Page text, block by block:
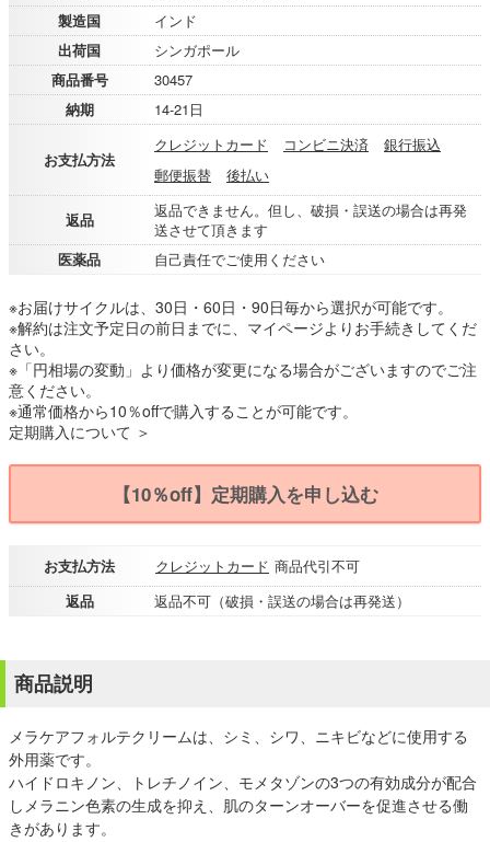
製造国
インド
出荷国
シンガポール
商品番号
30457
納期
14-21日
お支払方法
クレジットカード コンビニ決済
銀行振込
郵便振替
後払い
返品
返品できません。但し、破損・誤送の場合は再発
送させて頂きます
医薬品
自己責任でご使用ください
※お届けサイクルは、30日・60日・90日毎から選択が可能です。
※解約は注文予定日の前日までに、マイページよりお手続きしてくだ
さい。
※「円相場の変動」より価格が変更になる場合がございますのでご注
意ください。
※通常価格から10％offで購入することが可能です。
定期購入について ＞
【10％off】定期購入を申し込む
お支払方法 クレジットカード 商品代引不可
返品
返品不可（破損・誤送の場合は再発送）
商品説明
メラケアフォルテクリームは、シミ、シワ、ニキビなどに使用する
外用薬です。
ハイドロキノン、トレチノイン、モメタゾンの3つの有効成分が配合
しメラニン色素の生成を抑え、肌のターンオーバーを促進させる働
きがあります。